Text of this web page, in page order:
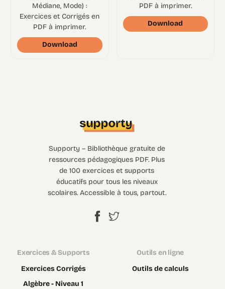
Médiane, Mode) :
Exercices et Corrigés en
PDF à imprimer.
Download
PDF à imprimer.
Download
Supporty – Bibliothèque gratuite de
ressources pédagogiques PDF. Plus
de 100 exercices et supports
éducatifs pour tous les niveaux
scolaires. Accessible à tous, partout.
Exercices & Supports
Exercices Corrigés
Algèbre - Niveau 1
Outils en ligne
Outils de calculs